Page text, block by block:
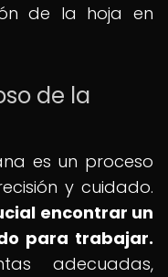
de la hoja en
de la
es un proceso
y cuidado.
encontrar un
para trabajar.
adecuadas,